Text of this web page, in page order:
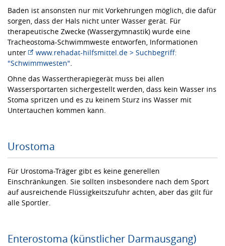
Baden ist ansonsten nur mit Vorkehrungen möglich, die dafür
sorgen, dass der Hals nicht unter Wasser gerät. Für
therapeutische Zwecke (Wassergymnastik) wurde eine
Tracheostoma-Schwimmweste entworfen, Informationen
unter
www.rehadat-hilfsmittel.de > Suchbegriff:
"Schwimmwesten"
Ohne das Wassertherapiegerät muss bei allen
Wassersportarten sichergestellt werden, dass kein Wasser ins
Stoma spritzen und es zu keinem Sturz ins Wasser mit
Untertauchen kommen kann.
Urostoma
Für Urostoma-Träger gibt es keine generellen
Einschränkungen. Sie sollten insbesondere nach dem Sport
auf ausreichende Flüssigkeitszufuhr achten, aber das gilt für
alle Sportler.
Enterostoma (künstlicher Darmausgang)